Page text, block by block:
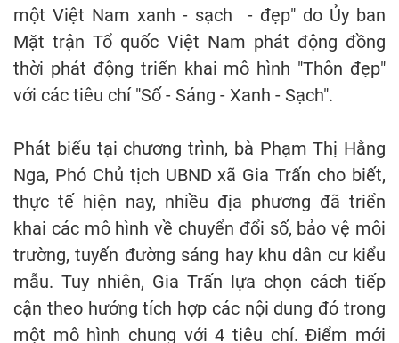
một Việt Nam xanh - sạch - đẹp" do Ủy ban
Mặt trận Tổ quốc Việt Nam phát động đồng
thời phát động triển khai mô hình "Thôn đẹp"
với các tiêu chí "Số - Sáng - Xanh - Sạch".
Phát biểu tại chương trình, bà Phạm Thị Hằng
Nga, Phó Chủ tịch UBND xã Gia Trấn cho biết,
thực tế hiện nay, nhiều địa phương đã triển
khai các mô hình về chuyển đổi số, bảo vệ môi
trường, tuyến đường sáng hay khu dân cư kiểu
mẫu. Tuy nhiên, Gia Trấn lựa chọn cách tiếp
cận theo hướng tích hợp các nội dung đó trong
một mô hình chung với 4 tiêu chí. Điểm mới